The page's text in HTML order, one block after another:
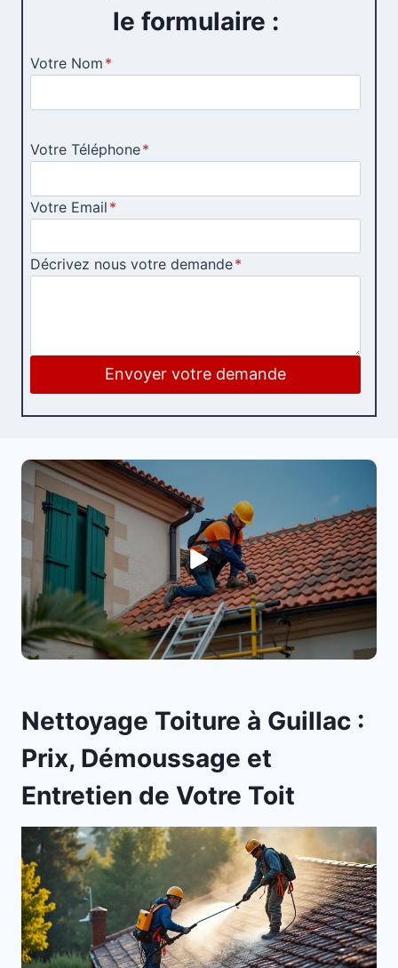
le formulaire :
Votre Nom *
Votre Téléphone*
Votre Email *
Décrivez nous votre demande*
Envoyer votre demande
Nettoyage Toiture à Guillac :
Prix, Démoussage et
Entretien de Votre Toit